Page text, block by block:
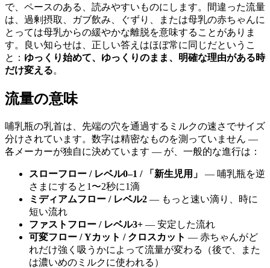
で、ペースのある、読みやすいものにします。間違った流量
は、過剰摂取、ガブ飲み、ぐずり、または母乳の赤ちゃんに
とっては母乳からの緩やかな離脱を意味することがありま
す。良い知らせは、正しい答えはほぼ常に同じだというこ
と： ゆっくり始めて、ゆっくりのまま、明確な理由がある時
だけ変える。
流量の意味
哺乳瓶の乳首は、先端の穴を通過するミルクの速さでサイズ
分けされています。数字は精密なものを測っていません —
各メーカーが独自に決めています — が、一般的な進行は：
スローフロー / レベル0–1 / 「新生児用」
— 哺乳瓶を逆
さまにすると1〜2秒に1滴
ミディアムフロー / レベル2 — もっと速い滴り、時に
短い流れ
ファストフロー / レベル3+ — 安定した流れ
可変フロー / Yカット / クロスカット — 赤ちゃんがど
れだけ強く吸うかによって流量が変わる（後で、また
は濃いめのミルクに使われる）